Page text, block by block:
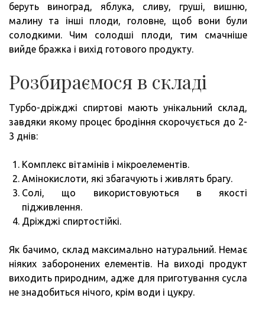
беруть виноград, яблука, сливу, груші, вишню,
малину та інші плоди, головне, щоб вони були
солодкими. Чим солодші плоди, тим смачніше
вийде бражка і вихід готового продукту.
Розбираємося в складі
Турбо-дріжджі спиртові мають унікальний склад,
завдяки якому процес бродіння скорочується до 2-
3 днів:
Комплекс вітамінів і мікроелементів.
Амінокислоти, які збагачують і живлять брагу.
Солі, що використовуються в якості
підживлення.
Дріжджі спиртостійкі.
Як бачимо, склад максимально натуральний. Немає
ніяких заборонених елементів. На виході продукт
виходить природним, адже для приготування сусла
не знадобиться нічого, крім води і цукру.